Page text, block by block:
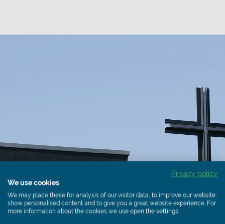
Privacy policy
We use cookies
We may place these for analysis of our visitor data, to improve our website,
show personalised content and to give you a great website experience. For
more information about the cookies we use open the settings.